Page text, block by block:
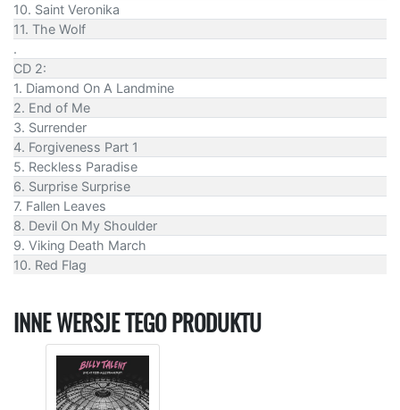
10. Saint Veronika
11. The Wolf
.
CD 2:
1. Diamond On A Landmine
2. End of Me
3. Surrender
4. Forgiveness Part 1
5. Reckless Paradise
6. Surprise Surprise
7. Fallen Leaves
8. Devil On My Shoulder
9. Viking Death March
10. Red Flag
INNE WERSJE TEGO PRODUKTU